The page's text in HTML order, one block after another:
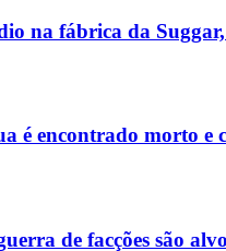
na fábrica da
é encontrado morto e
de facções são